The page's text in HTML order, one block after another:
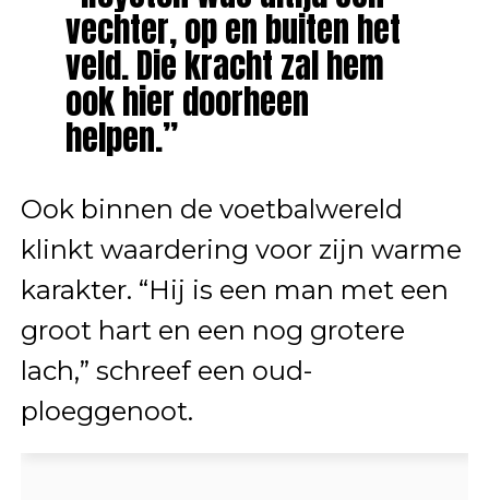
vechter, op en buiten het
veld. Die kracht zal hem
ook hier doorheen
helpen.”
Ook binnen de voetbalwereld
klinkt waardering voor zijn warme
karakter. “Hij is een man met een
groot hart en een nog grotere
lach,” schreef een oud-
ploeggenoot.